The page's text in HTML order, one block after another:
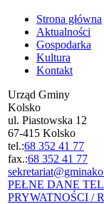
Strona główna
Aktualności
Gospodarka
Kultura
Kontakt
Urząd Gminy
Kolsko
ul. Piastowska 12
67-415 Kolsko
tel.:68 352 41 77
fax.:68 352 41 77
PEŁNE DANE
PRYWATNOŚCI /